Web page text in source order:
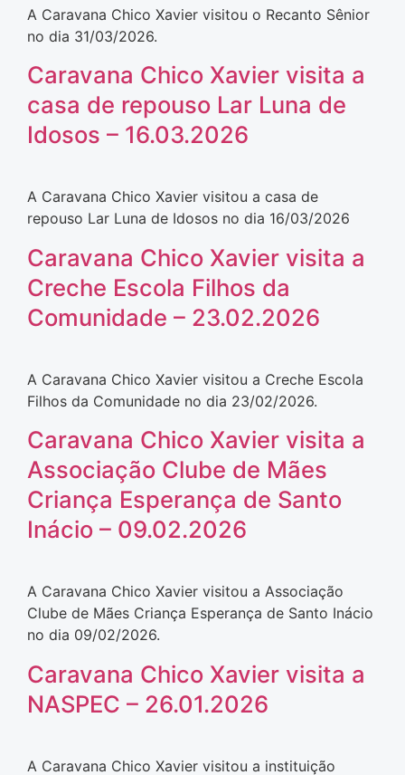
A Caravana Chico Xavier visitou o Recanto Sênior
no dia 31/03/2026.
Caravana Chico Xavier visita a
casa de repouso Lar Luna de
Idosos – 16.03.2026
A Caravana Chico Xavier visitou a casa de
repouso Lar Luna de Idosos no dia 16/03/2026
Caravana Chico Xavier visita a
Creche Escola Filhos da
Comunidade – 23.02.2026
A Caravana Chico Xavier visitou a Creche Escola
Filhos da Comunidade no dia 23/02/2026.
Caravana Chico Xavier visita a
Associação Clube de Mães
Criança Esperança de Santo
Inácio – 09.02.2026
A Caravana Chico Xavier visitou a Associação
Clube de Mães Criança Esperança de Santo Inácio
no dia 09/02/2026.
Caravana Chico Xavier visita a
NASPEC – 26.01.2026
A Caravana Chico Xavier visitou a instituição